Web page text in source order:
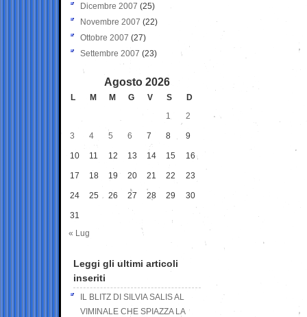
Dicembre 2007 (25)
Novembre 2007 (22)
Ottobre 2007 (27)
Settembre 2007 (23)
Agosto 2026
L M M G V S
D
1
2
3 4 5 6 7 8 9
10 11 12 13 14 15 16
17 18 19 20 21 22 23
24 25 26 27 28 29 30
31
« Lug
Leggi gli ultimi articoli
inseriti
IL BLITZ DI SILVIA SALIS AL
VIMINALE CHE SPIAZZA LA